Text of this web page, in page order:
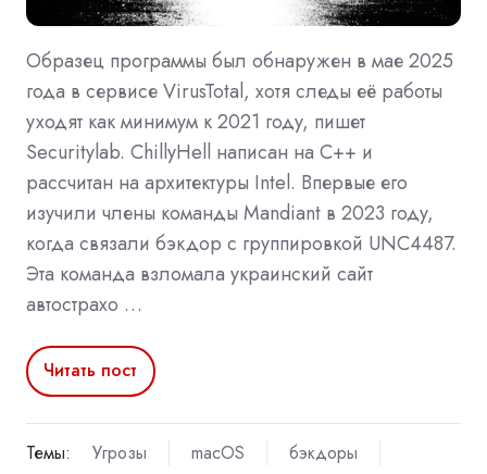
Образец программы был обнаружен в мае 2025
года в сервисе VirusTotal, хотя следы её работы
уходят как минимум к 2021 году, пишет
Securitylab. ChillyHell написан на C++ и
рассчитан на архитектуры Intel. Впервые его
изучили члены команды Mandiant в 2023 году,
когда связали бэкдор с группировкой UNC4487.
Эта команда взломала украинский сайт
автострахо …
Читать пост
Темы: Угрозы macOS
бэкдоры